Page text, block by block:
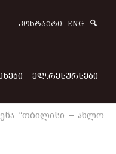
ᲙᲝᲜᲢᲐᲥᲢᲘ ENG
ᲔᲚ.ᲠᲔᲡᲣᲠᲡᲔᲑᲘ
“თბილისი – ახლო